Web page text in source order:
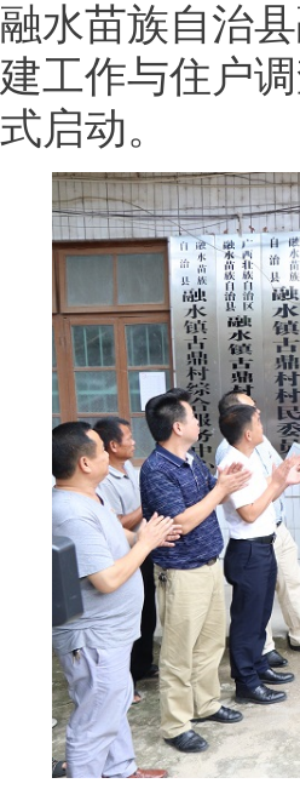
融水苗族自治
建工作与住户
式启动。